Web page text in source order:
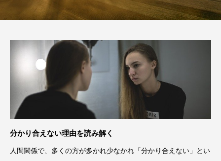
分かり合えない理由を読み解く
人間関係で、多くの方が多かれ少なかれ「分かり合えない」とい